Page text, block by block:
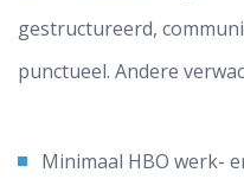
gestructureerd,
punctueel. Andere
Minimaal HBO werk-